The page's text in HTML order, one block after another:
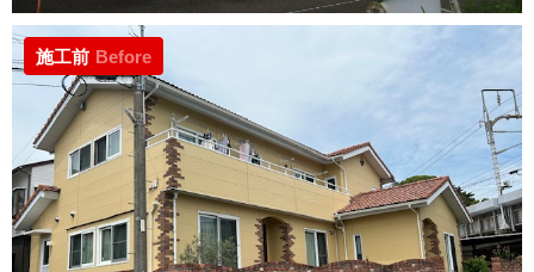
施工前 Before